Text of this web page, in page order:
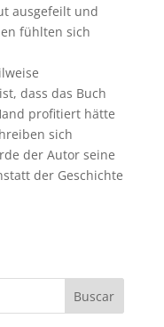
ausgefeilt und
fühlten sich
dass das Buch
profitiert hätte
sich
der Autor seine
der Geschichte